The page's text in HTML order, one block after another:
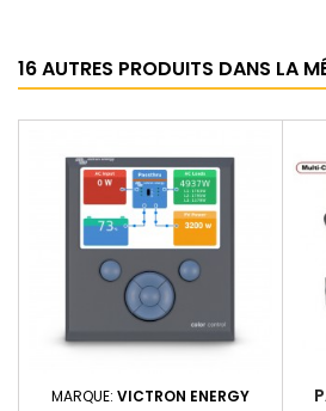
16 AUTRES PRODUITS DANS LA
MARQUE: VICTRON ENERGY